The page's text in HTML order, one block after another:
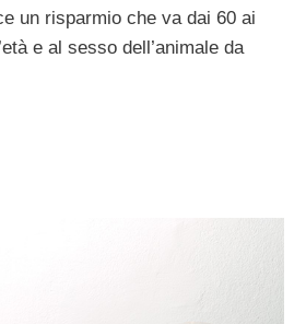
un risparmio che va dai 60 ai
e al sesso dell’animale da